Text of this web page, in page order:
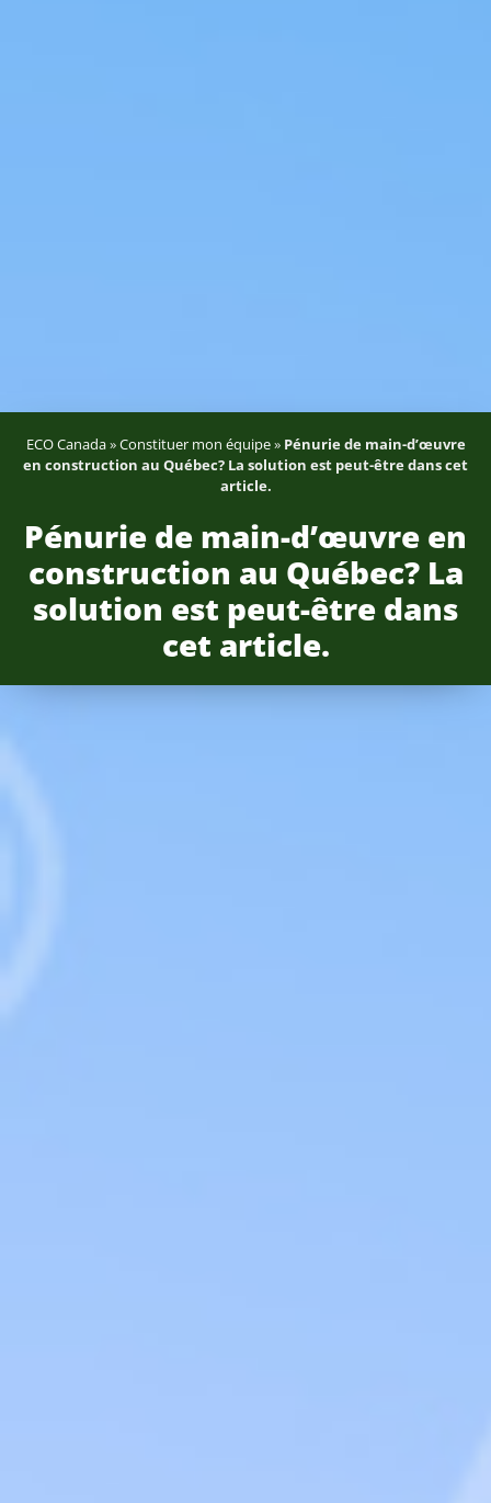
ECO Canada»Constituer mon équipe» Pénurie de main-d’œuvre
en construction au Québec? La solution est peut-être dans cet
article.
Pénurie de main-d’œuvre en
construction au Québec? La
solution est peut-être dans
cet article.